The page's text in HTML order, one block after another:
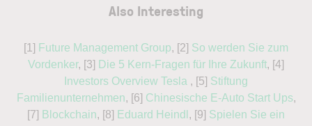
Also Interesting
[1] Future Management Group, [2] So werden Sie zum
Vordenker, [3] Die 5 Kern-Fragen für Ihre Zukunft, [4]
Investors Overview Tesla , [5] Stiftung
Familienunternehmen, [6] Chinesische E-Auto Start Ups,
[7] Blockchain, [8] Eduard Heindl , [9] Spielen Sie ein